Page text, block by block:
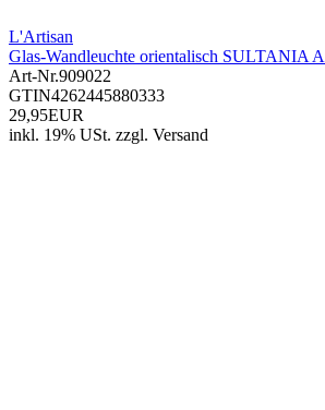
L'Artisan
Glas-Wandleuchte orientalisch SULTANIA
Art-Nr.909022
GTIN4262445880333
29,95EUR
inkl. 19% USt. zzgl. Versand